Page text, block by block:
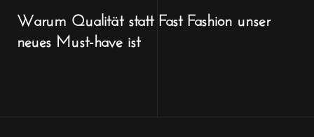
Warum Qualität statt Fast Fashion unser
neues Must-have ist